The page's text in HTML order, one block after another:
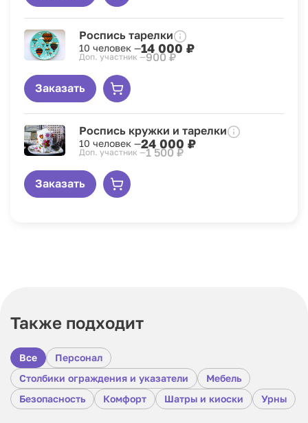
Роспись тарелки
10 человек —14 000 ₽
Доп. участник —900 ₽
Заказать
Роспись кружки и тарелки
10 человек —24 000 ₽
Доп. участник —1 500 ₽
Заказать
Также подходит
Все
Персонал
Столбики ограждения и указатели
Мебель
Безопасность
Комфорт Шатры и киоски Урны